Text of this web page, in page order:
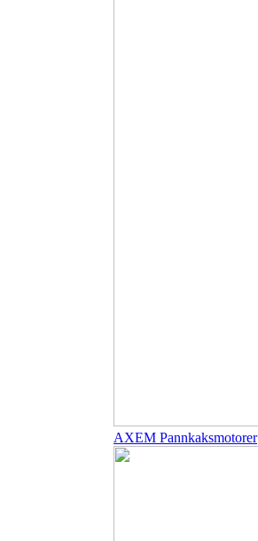
AXEM Pannkaksmotorer